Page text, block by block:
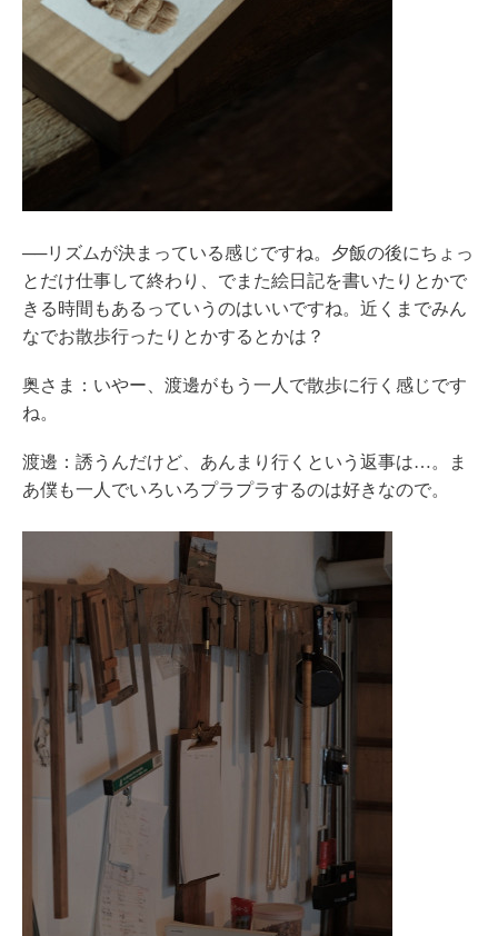
──リズムが決まっている感じですね。夕飯の後にちょっ
とだけ仕事して終わり、でまた絵日記を書いたりとかで
きる時間もあるっていうのはいいですね。近くまでみん
なでお散歩行ったりとかするとかは？
奥さま：いやー、渡邊がもう一人で散歩に行く感じです
ね。
渡邊：誘うんだけど、あんまり行くという返事は…。ま
あ僕も一人でいろいろプラプラするのは好きなので。